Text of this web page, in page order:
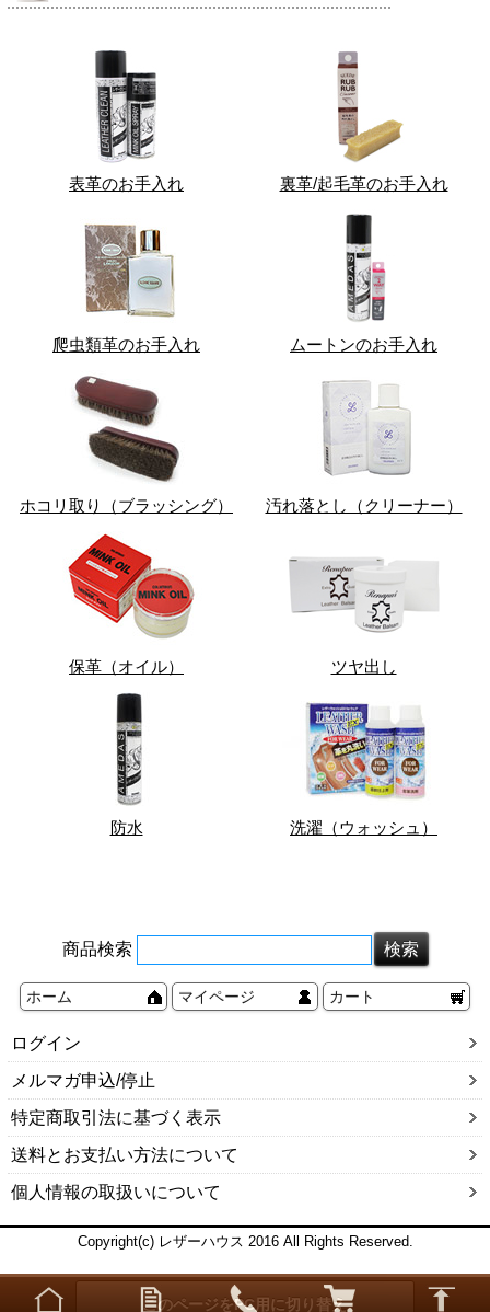
表革のお手入れ 裏革/起毛革のお手入れ
爬虫類革のお手入れ ムートンのお手入れ
ホコリ取り（ブラッシング） 汚れ落とし（クリーナー）
保革（オイル） ツヤ出し
防水 洗濯（ウォッシュ）
商品検索
ホーム マイページ カート
ログイン
メルマガ申込/停止
特定商取引法に基づく表示
送料とお支払い方法について
個人情報の取扱いについて
Copyright(c) レザーハウス 2016 All Rights Reserved.
このページをPC用に切り替え